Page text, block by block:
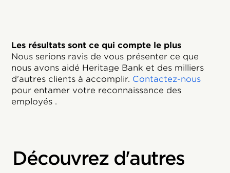
Les résultats sont ce qui compte le plus
Nous serions ravis de vous présenter ce que
nous avons aidé Heritage Bank et des milliers
d'autres clients à accomplir. Contactez-nous
pour entamer votre reconnaissance des
employés .
Découvrez d'autres